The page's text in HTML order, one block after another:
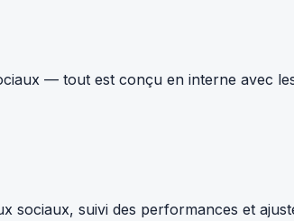
— tout est conçu en interne avec
sociaux, suivi des performances et